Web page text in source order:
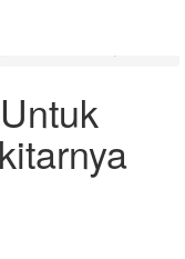
Sekitarnya